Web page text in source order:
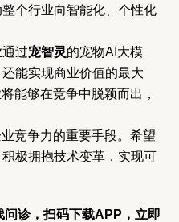
个行业向智能化、个性化
过宠智灵的宠物AI大模
能实现商业价值的最大
能够在竞争中脱颖而出，
竞争力的重要手段。希望
极拥抱技术变革，实现可
问诊，扫码下载APP，立即